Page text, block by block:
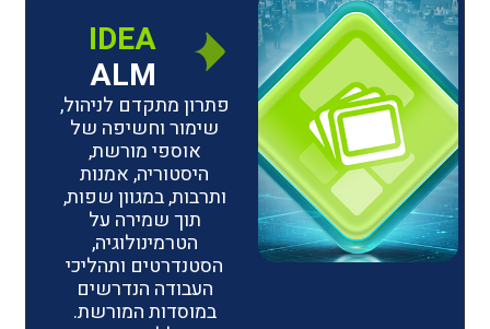
IDEA
ALM
פתרון מתקדם לניהול,
שימור וחשיפה של
אוספי מורשת,
היסטוריה, אמנות
ותרבות, במגוון שפות,
תוך שמירה על
הטרמינולוגיה,
הסטנדרטים ותהליכי
העבודה הנדרשים
במוסדות המורשת.